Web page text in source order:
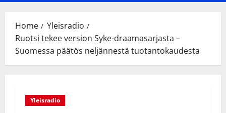
Home
Yleisradio
Ruotsi tekee version Syke-draamasarjasta –
Suomessa päätös neljännestä tuotantokaudesta
Yleisradio